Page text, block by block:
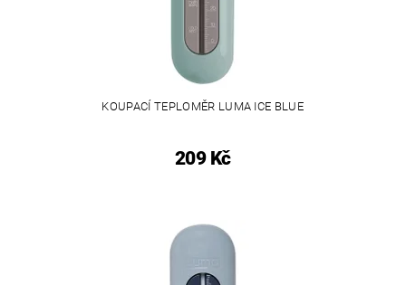
KOUPACÍ TEPLOMĚR LUMA ICE BLUE
209 Kč